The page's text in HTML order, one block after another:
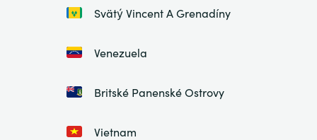
Svätý Vincent A Grenadíny
Venezuela
Britské Panenské Ostrovy
Vietnam